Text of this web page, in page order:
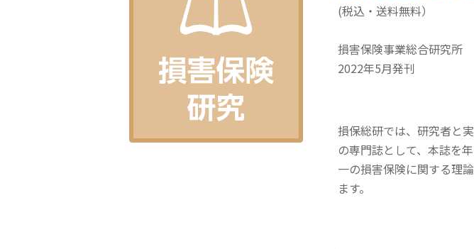
(税込・送料無料）
損害保険事業総合研究所
2022年5月発刊
損保総研では、研究者と
の専門誌として、本誌を
一の損害保険に関する理
ます。